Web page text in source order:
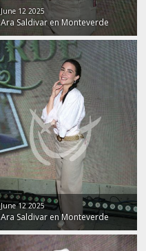
June 12 2025
Ara Saldivar en Monteverde
June 12 2025
Ara Saldivar en Monteverde